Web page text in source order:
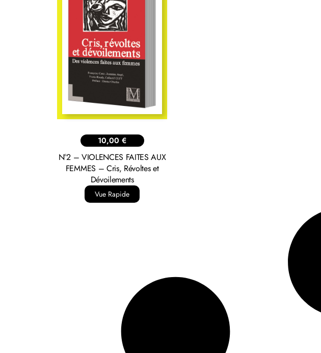
10,00€
N°2 – VIOLENCES FAITES AUX
FEMMES – Cris, Révoltes et
Dévoilements
Vue Rapide